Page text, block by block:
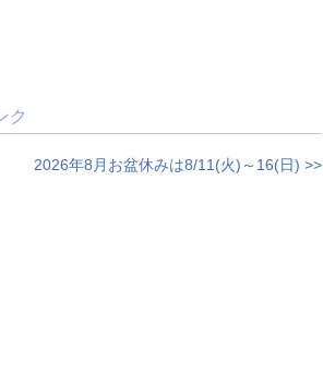
ク
2026年8月お盆休みは8/11(火)～16(日) >>